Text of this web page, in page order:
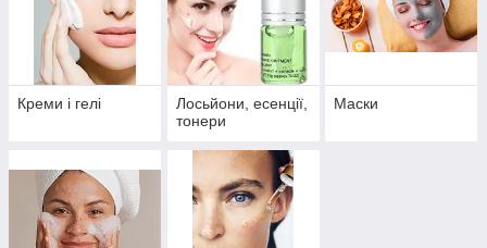
Креми і гелі
Лосьйони, есенції,
тонери
Маски